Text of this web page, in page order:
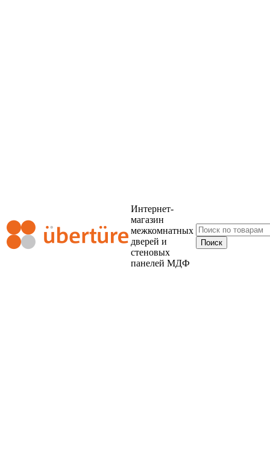
Интернет-
магазин
межкомнатных
дверей и
стеновых
панелей МДФ